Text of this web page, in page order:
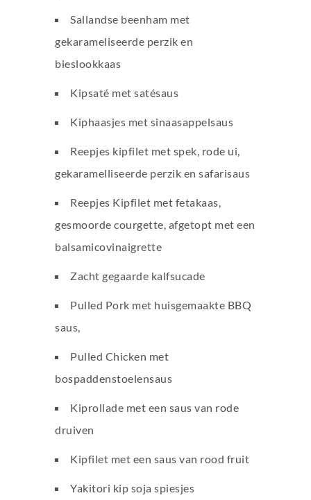
Sallandse beenham met
gekarameliseerde perzik en
bieslookkaas
Kipsaté met satésaus
Kiphaasjes met sinaasappelsaus
Reepjes kipfilet met spek, rode ui,
gekaramelliseerde perzik en safarisaus
Reepjes Kipfilet met fetakaas,
gesmoorde courgette, afgetopt met een
balsamicovinaigrette
Zacht gegaarde kalfsucade
Pulled Pork met huisgemaakte BBQ
saus,
Pulled Chicken met
bospaddenstoelensaus
Kiprollade met een saus van rode
druiven
Kipfilet met een saus van rood fruit
Yakitori kip soja spiesjes